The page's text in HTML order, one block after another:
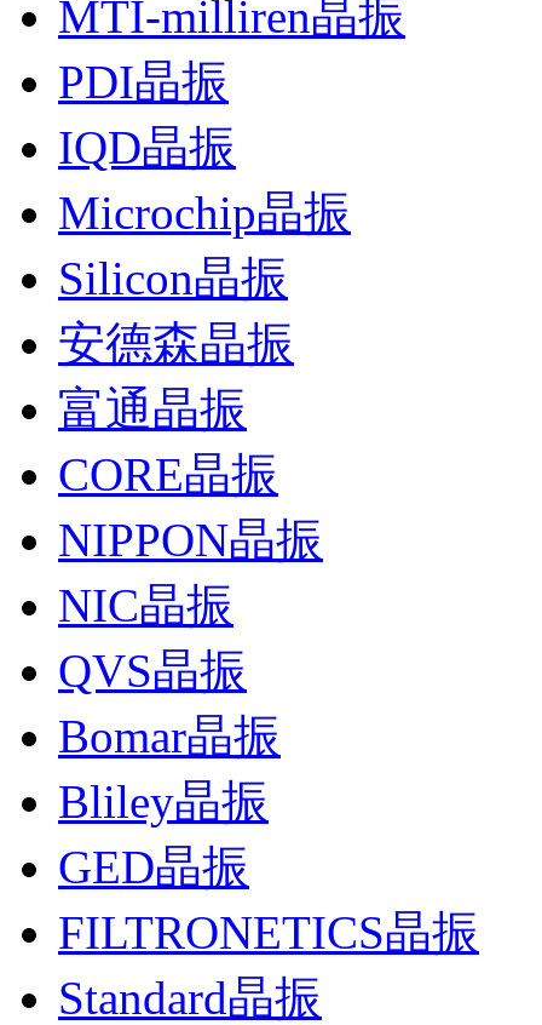
MTI-milliren晶振
PDI晶振
IQD晶振
Microchip晶振
Silicon晶振
安德森晶振
富通晶振
CORE晶振
NIPPON晶振
NIC晶振
QVS晶振
Bomar晶振
Bliley晶振
GED晶振
FILTRONETICS晶振
Standard晶振